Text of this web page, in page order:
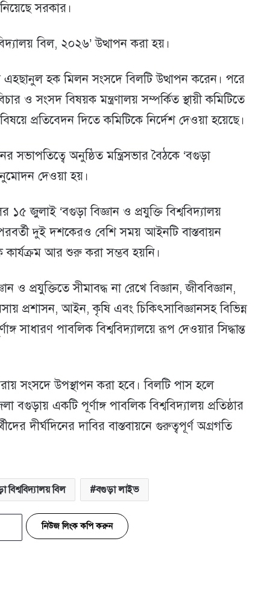
সরকার।
বিল, ২০২৬’ উত্থাপন করা হয়।
এহছানুল হক মিলন সংসদে বিলটি উত্থাপন করেন। পরে
ও সংসদ বিষয়ক মন্ত্রণালয় সম্পর্কিত স্থায়ী কমিটিতে
প্রতিবেদন দিতে কমিটিকে নির্দেশ দেওয়া হয়েছে।
অনুষ্ঠিত মন্ত্রিসভার বৈঠকে ‘বগুড়া
দেওয়া হয়।
জুলাই ‘বগুড়া বিজ্ঞান ও প্রযুক্তি বিশ্ববিদ্যালয়
দুই দশকেরও বেশি সময় আইনটি বাস্তবায়ন
কার্যক্রম আর শুরু করা সম্ভব হয়নি।
ও প্রযুক্তিতে সীমাবদ্ধ না রেখে বিজ্ঞান, জীববিজ্ঞান,
প্রশাসন, আইন, কৃষি এবং চিকিৎসাবিজ্ঞানসহ বিভিন্ন
সাধারণ পাবলিক বিশ্ববিদ্যালয়ে রূপ দেওয়ার সিদ্ধান্ত
সংসদে উপস্থাপন করা হবে। বিলটি পাস হলে
বগুড়ায় একটি পূর্ণাঙ্গ পাবলিক বিশ্ববিদ্যালয় প্রতিষ্ঠার
দীর্ঘদিনের দাবির বাস্তবায়নে গুরুত্বপূর্ণ অগ্রগতি
বিশ্ববিদ্যালয় বিল বগুড়া লাইভ
নিউজ লিংক কপি করুন